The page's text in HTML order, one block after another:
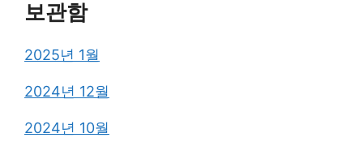
보관함
2025년 1월
2024년 12월
2024년 10월